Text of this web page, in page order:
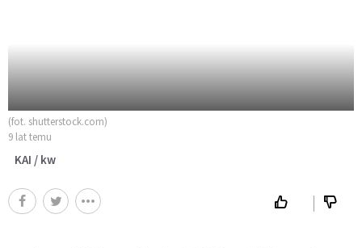
(fot. shutterstock.com)
9 lat temu
KAI / kw